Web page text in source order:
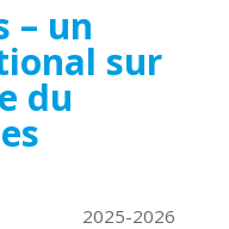
– un
sur
du
2025-2026